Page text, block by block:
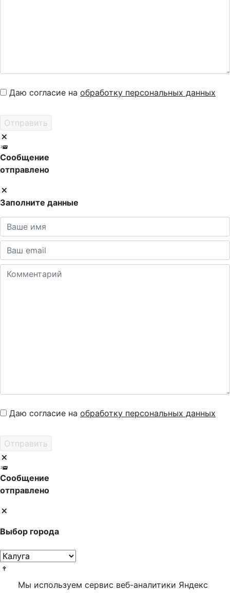
Даю согласие на обработку персональных данных
Сообщение
отправлено
Заполните данные
Даю согласие на обработку персональных данных
Сообщение
отправлено
Выбор города
Мы используем сервис веб-аналитики Яндекс